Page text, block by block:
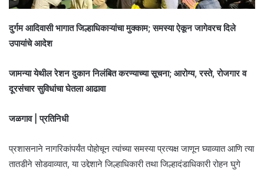
दुर्गम आदिवासी भागात जिल्हाधिकाऱ्यांचा मुक्काम; समस्या ऐकून जागेवरच दिले
उपायांचे आदेश
जामन्या येथील रेशन दुकान निलंबित करण्याच्या सूचना; आरोग्य, रस्ते, रोजगार व
दूरसंचार सुविधांचा घेतला आढावा
जळगाव | प्रतिनिधी
प्रशासनाने नागरिकांपर्यंत पोहोचून त्यांच्या समस्या प्रत्यक्ष जाणून घ्याव्यात आणि त्या
तातडीने सोडवाव्यात, या उद्देशाने जिल्हाधिकारी तथा जिल्हादंडाधिकारी रोहन घुगे